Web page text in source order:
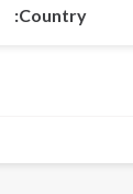
Country